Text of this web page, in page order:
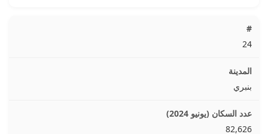
24
بنبري
82,626